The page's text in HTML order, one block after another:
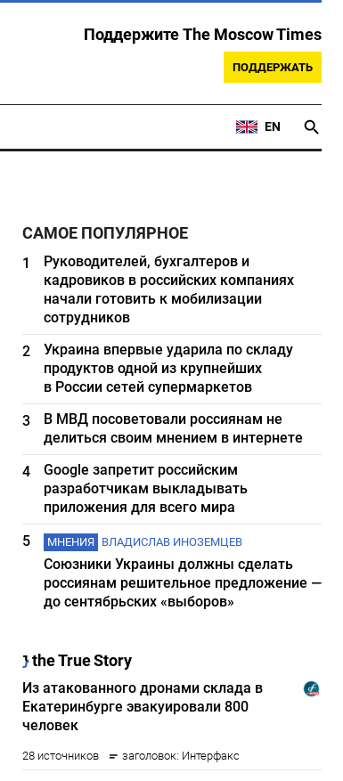
Поддержите The Moscow Times
ПОДДЕРЖАТЬ
EN
САМОЕ ПОПУЛЯРНОЕ
1
Руководителей, бухгалтеров и
кадровиков в российских компаниях
начали готовить к мобилизации
сотрудников
2
Украина впервые ударила по складу
продуктов одной из крупнейших
в России сетей супермаркетов
3
В МВД посоветовали россиянам не
делиться своим мнением в интернете
4
Google запретит российским
разработчикам выкладывать
приложения для всего мира
5
МНЕНИЯ ВЛАДИСЛАВ ИНОЗЕМЦЕВ
Союзники Украины должны сделать
россиянам решительное предложение —
до сентябрьских «выборов»